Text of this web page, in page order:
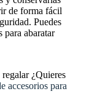
de forma fácil
Puedes
para abaratar
¿Quieres
accesorios para